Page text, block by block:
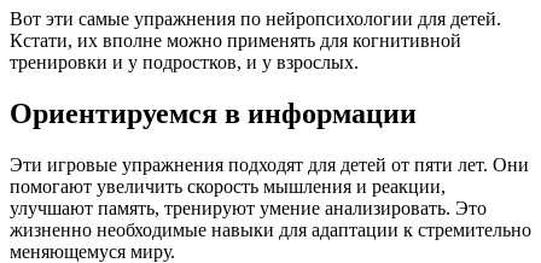
Вот эти самые упражнения по нейропсихологии для детей.
Кстати, их вполне можно применять для когнитивной
тренировки и у подростков, и у взрослых.
Ориентируемся в информации
Эти игровые упражнения подходят для детей от пяти лет. Они
помогают увеличить скорость мышления и реакции,
улучшают память, тренируют умение анализировать. Это
жизненно необходимые навыки для адаптации к стремительно
меняющемуся миру.